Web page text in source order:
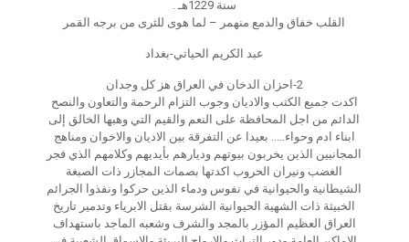
سنة 1229هـ .
القلب خفاق والدمع منهمر – لما هوى للثرى من برجه القمر
عبد الكريم الحياتي-بغداد
2-احزان الدخان في العراق هز كل وجدان
اكدت جميع الكتب والاديان وجوب التزام الرحمة والتعاون والنصح
الدائم من اجل المحافظة على النعم والقيم التي وهبها الخالق إلى
ابناء ادم وحواء….. بعيدا عن التفرقة بين الاديان والاخوان ومناهج
المجانيين الذين يخربون بيوتهم وديارهم بأيديهم وكلامهم الذي فجر
الغضب ونيران الحروب اكدتها بصمات المجازر ذات الصبغة
الشيطانية والحيوانية في نفوس ودماء الذين حركوا ونفذوا الجرائم
الخبيثة ذات الشهية الحيوانية الشرسة بقتل الابرياء وتدمير تاريخ
العراق العظيم المؤزر بالمجد والشرف وشعبه الماجد باستهداف